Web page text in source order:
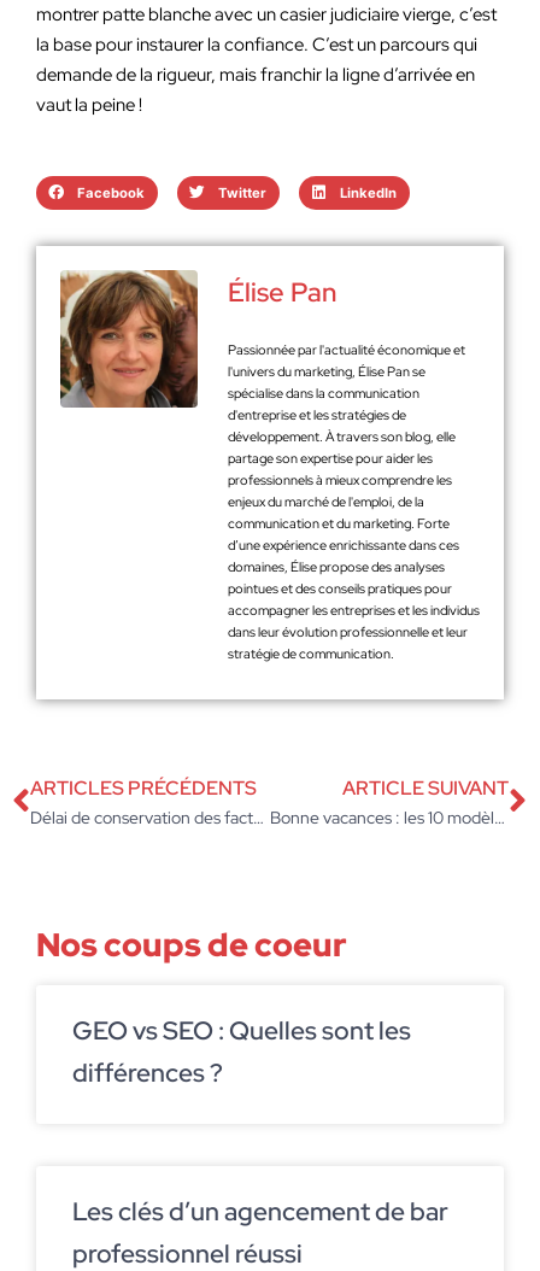
montrer patte blanche avec un casier judiciaire vierge, c’est
la base pour instaurer la confiance. C’est un parcours qui
demande de la rigueur, mais franchir la ligne d’arrivée en
vaut la peine !
Facebook Twitter LinkedIn
Élise Pan
Passionnée par l'actualité économique et
l'univers du marketing, Élise Pan se
spécialise dans la communication
d'entreprise et les stratégies de
développement. À travers son blog, elle
partage son expertise pour aider les
professionnels à mieux comprendre les
enjeux du marché de l'emploi, de la
communication et du marketing. Forte
d’une expérience enrichissante dans ces
domaines, Élise propose des analyses
pointues et des conseils pratiques pour
accompagner les entreprises et les individus
dans leur évolution professionnelle et leur
stratégie de communication.
ARTICLES PRÉCÉDENTS
Délai de conservation des factures entreprise : les règles pour éviter les sanctions
ARTICLE SUIVANT
Bonne vacances : les 10 modèles de messages sans faute pour vos collègues
Nos coups de coeur
GEO vs SEO : Quelles sont les
différences ?
Les clés d’un agencement de bar
professionnel réussi